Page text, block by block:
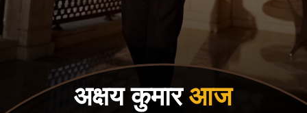
अक्षय कुमारआज